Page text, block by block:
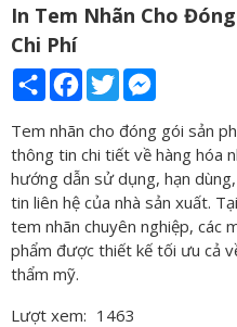
In Tem Nhãn Cho
Chi Phí
ShareFacebook
Twitter
Tem nhãn cho đóng gói sản
thông tin chi tiết về hàng hóa
hướng dẫn sử dụng, hạn
tin liên hệ của nhà sản xuất.
tem nhãn chuyên nghiệp, các
phẩm được thiết kế tối ưu cả
thẩm mỹ.
Lượt xem: 1463